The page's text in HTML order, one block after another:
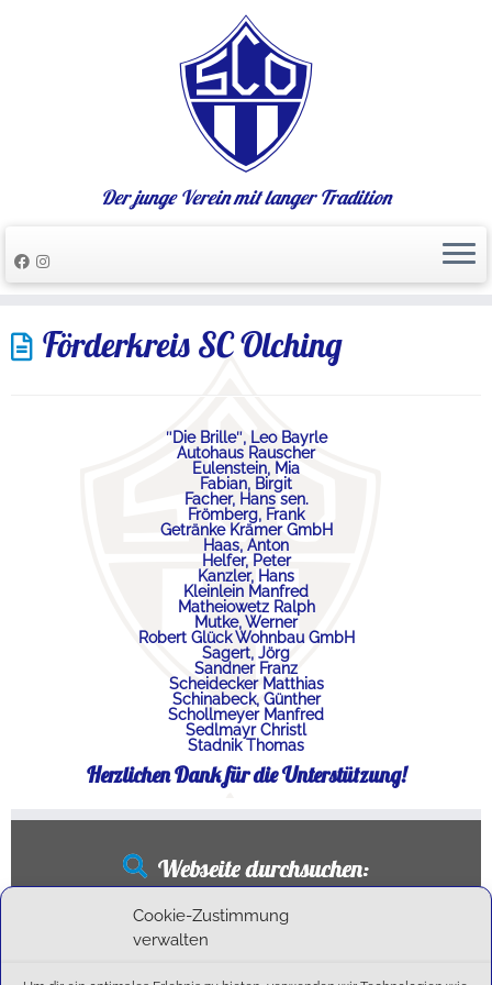
Cookie-Zustimmung
verwalten
Inhalt
springen
Der junge Verein mit langer Tradition
Förderkreis SC Olching
″Die Brille″, Leo Bayrle
Autohaus Rauscher
Eulenstein, Mia
Fabian, Birgit
Facher, Hans sen.
Frömberg, Frank
Getränke Krämer GmbH
Haas, Anton
Helfer, Peter
Kanzler, Hans
Kleinlein Manfred
Matheiowetz Ralph
Mutke, Werner
Robert Glück Wohnbau GmbH
Sagert, Jörg
Sandner Franz
Scheidecker Matthias
Schinabeck, Günther
Schollmeyer Manfred
Sedlmayr Christl
Stadnik Thomas
Herzlichen Dank für die Unterstützung!
Webseite durchsuchen: